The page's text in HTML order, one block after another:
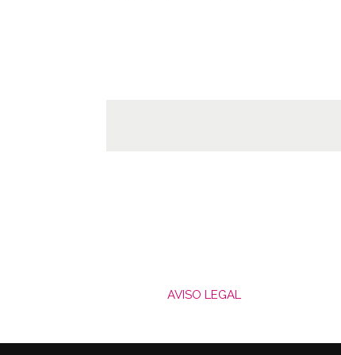
AVISO LEGAL